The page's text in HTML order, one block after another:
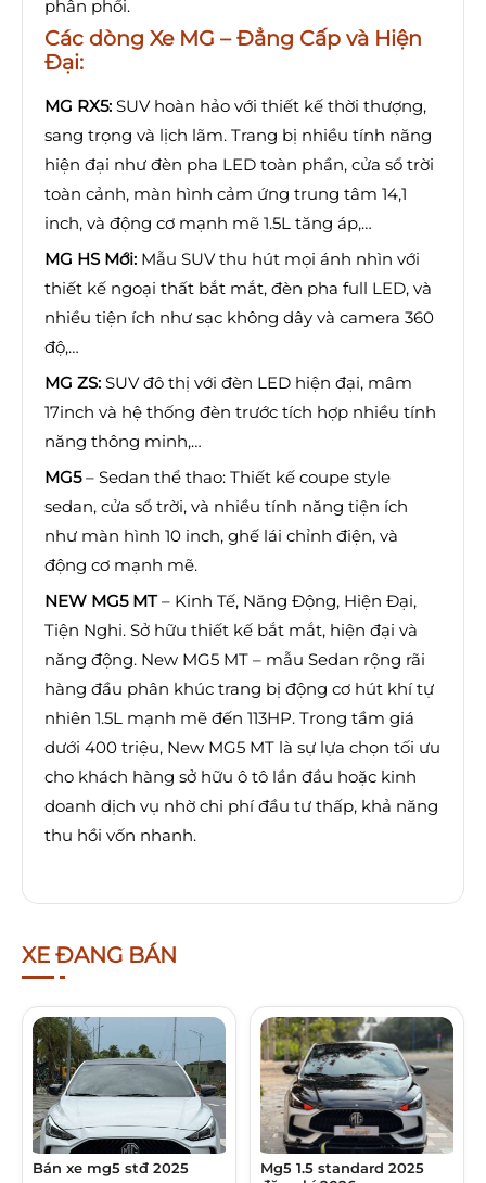
phân phối.
Các dòng Xe MG – Đẳng Cấp và Hiện
Đại:
MG RX5: SUV hoàn hảo với thiết kế thời thượng,
sang trọng và lịch lãm. Trang bị nhiều tính năng
hiện đại như đèn pha LED toàn phần, cửa sổ trời
toàn cảnh, màn hình cảm ứng trung tâm 14,1
inch, và động cơ mạnh mẽ 1.5L tăng áp,…
MG HS Mới: Mẫu SUV thu hút mọi ánh nhìn với
thiết kế ngoại thất bắt mắt, đèn pha full LED, và
nhiều tiện ích như sạc không dây và camera 360
độ,…
MG ZS: SUV đô thị với đèn LED hiện đại, mâm
17inch và hệ thống đèn trước tích hợp nhiều tính
năng thông minh,…
MG5 – Sedan thể thao: Thiết kế coupe style
sedan, cửa sổ trời, và nhiều tính năng tiện ích
như màn hình 10 inch, ghế lái chỉnh điện, và
động cơ mạnh mẽ.
NEW MG5 MT – Kinh Tế, Năng Động, Hiện Đại,
Tiện Nghi. Sở hữu thiết kế bắt mắt, hiện đại và
năng động. New MG5 MT – mẫu Sedan rộng rãi
hàng đầu phân khúc trang bị động cơ hút khí tự
nhiên 1.5L mạnh mẽ đến 113HP. Trong tầm giá
dưới 400 triệu, New MG5 MT là sự lựa chọn tối ưu
cho khách hàng sở hữu ô tô lần đầu hoặc kinh
doanh dịch vụ nhờ chi phí đầu tư thấp, khả năng
thu hồi vốn nhanh.
XE ĐANG BÁN
Bán xe mg5 stđ 2025
Mg5 1.5 standard 2025